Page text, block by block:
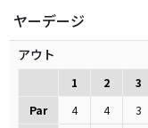
ヤーデージ
アウト
1 2 3
Par
4 4 3